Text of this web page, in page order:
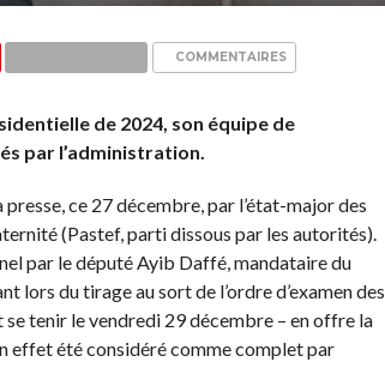
COMMENTAIRES
de 2024, son équipe de
par l’administration.
presse, ce 27 décembre, par l’état-major des
(Pastef, parti dissous par les autorités).
par le député Ayib Daffé, mandataire du
lors du tirage au sort de l’ordre d’examen des
tenir le vendredi 29 décembre – en offre la
effet été considéré comme complet par